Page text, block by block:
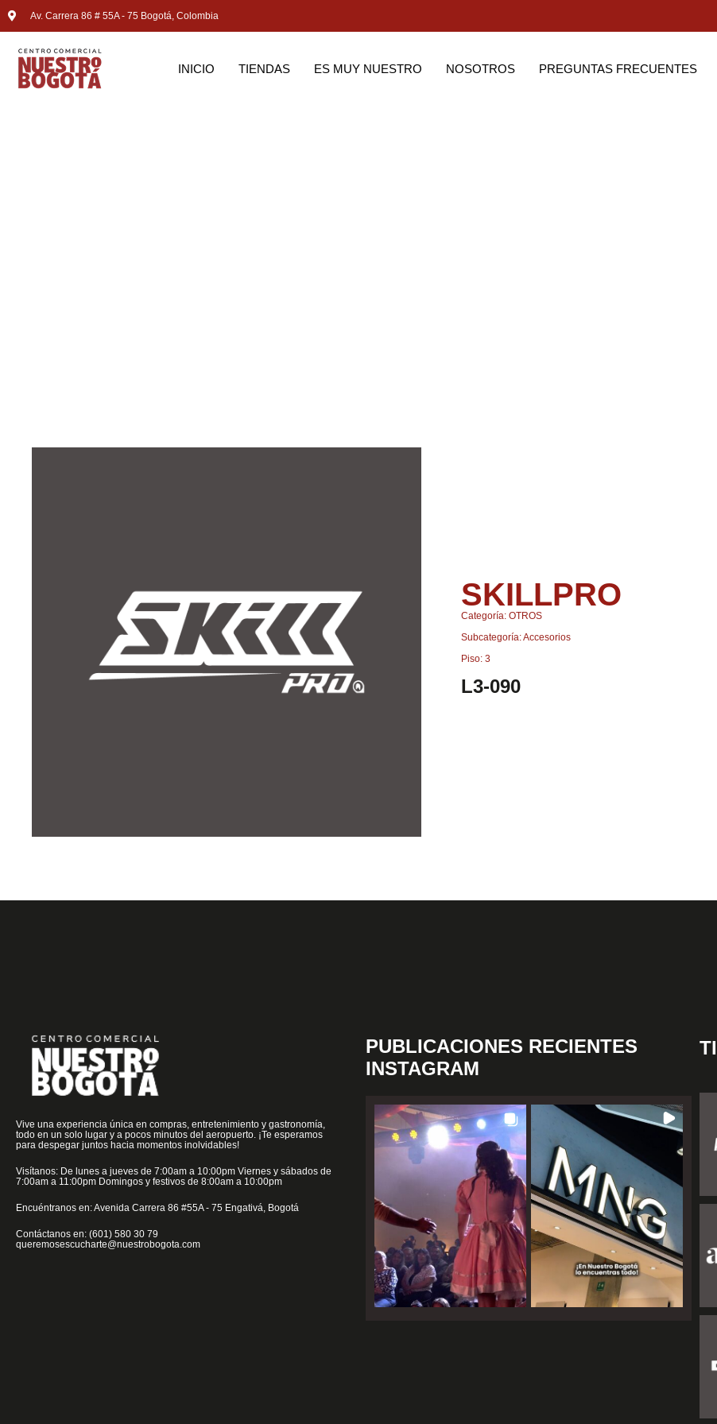
Av. Carrera 86 # 55A - 75 Bogotá, Colombia
INICIO TIENDAS ES MUY NUESTRO NOSOTROS PREGUNTAS FRECUENTES
SKILLPRO
Categoría: OTROS
Subcategoría: Accesorios
Piso: 3
L3-090
Vive una experiencia única en compras, entretenimiento y gastronomía,
todo en un solo lugar y a pocos minutos del aeropuerto. ¡Te esperamos
para despegar juntos hacia momentos inolvidables!
Visítanos: De lunes a jueves de 7:00am a 10:00pm Viernes y sábados de
7:00am a 11:00pm Domingos y festivos de 8:00am a 10:00pm
Encuéntranos en: Avenida Carrera 86 #55A - 75 Engativá, Bogotá
Contáctanos en: (601) 580 30 79
queremosescucharte@nuestrobogota.com
PUBLICACIONES RECIENTES
INSTAGRAM